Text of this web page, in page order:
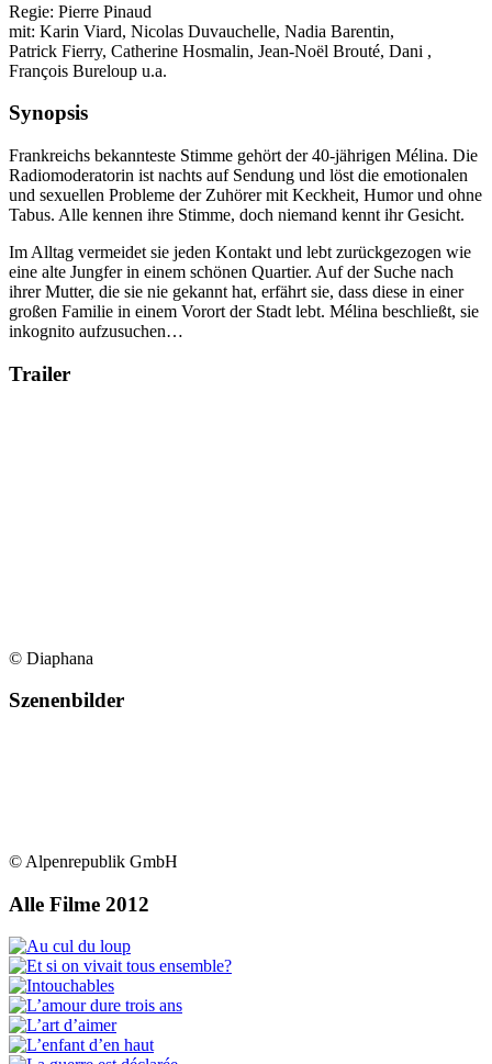
Regie: Pierre Pinaud
mit: Karin Viard, Nicolas Duvauchelle, Nadia Barentin,
Patrick Fierry, Catherine Hosmalin, Jean-Noël Brouté, Dani ,
François Bureloup u.a.
Synopsis
Frankreichs bekannteste Stimme gehört der 40-jährigen Mélina. Die
Radiomoderatorin ist nachts auf Sendung und löst die emotionalen
und sexuellen Probleme der Zuhörer mit Keckheit, Humor und ohne
Tabus. Alle kennen ihre Stimme, doch niemand kennt ihr Gesicht.
Im Alltag vermeidet sie jeden Kontakt und lebt zurückgezogen wie
eine alte Jungfer in einem schönen Quartier. Auf der Suche nach
ihrer Mutter, die sie nie gekannt hat, erfährt sie, dass diese in einer
großen Familie in einem Vorort der Stadt lebt. Mélina beschließt, sie
inkognito aufzusuchen…
Trailer
© Diaphana
Szenenbilder
© Alpenrepublik GmbH
Alle Filme 2012